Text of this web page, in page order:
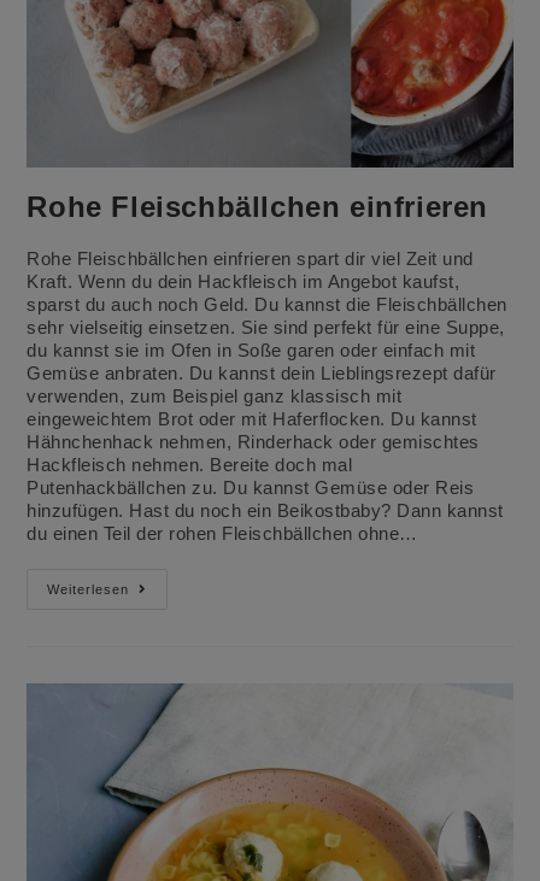
Rohe Fleischbällchen einfrieren
Rohe Fleischbällchen einfrieren spart dir viel Zeit und
Kraft. Wenn du dein Hackfleisch im Angebot kaufst,
sparst du auch noch Geld. Du kannst die Fleischbällchen
sehr vielseitig einsetzen. Sie sind perfekt für eine Suppe,
du kannst sie im Ofen in Soße garen oder einfach mit
Gemüse anbraten. Du kannst dein Lieblingsrezept dafür
verwenden, zum Beispiel ganz klassisch mit
eingeweichtem Brot oder mit Haferflocken. Du kannst
Hähnchenhack nehmen, Rinderhack oder gemischtes
Hackfleisch nehmen. Bereite doch mal
Putenhackbällchen zu. Du kannst Gemüse oder Reis
hinzufügen. Hast du noch ein Beikostbaby? Dann kannst
du einen Teil der rohen Fleischbällchen ohne…
Weiterlesen
Rohe